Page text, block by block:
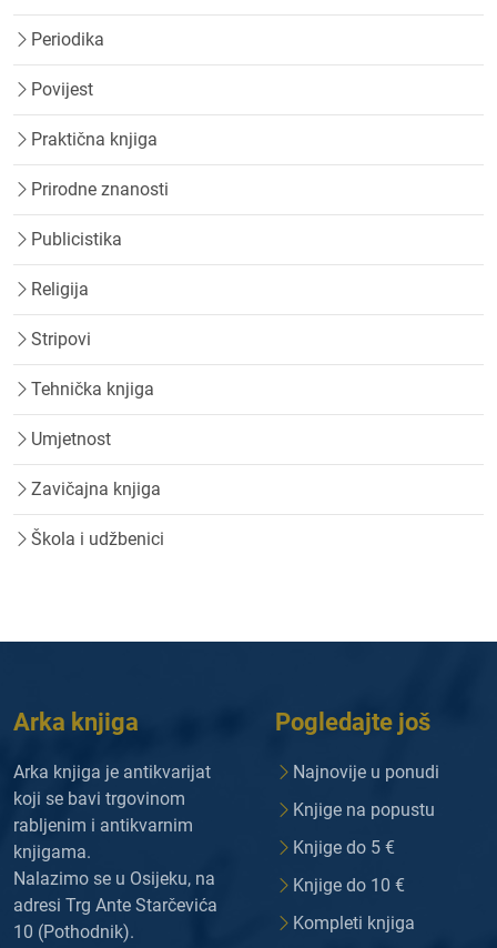
Periodika
Povijest
Praktična knjiga
Prirodne znanosti
Publicistika
Religija
Stripovi
Tehnička knjiga
Umjetnost
Zavičajna knjiga
Škola i udžbenici
Arka knjiga
Arka knjiga je antikvarijat
koji se bavi trgovinom
rabljenim i antikvarnim
knjigama.
Nalazimo se u Osijeku, na
adresi Trg Ante Starčevića
10 (Pothodnik).
Pogledajte još
Najnovije u ponudi
Knjige na popustu
Knjige do 5 €
Knjige do 10 €
Kompleti knjiga